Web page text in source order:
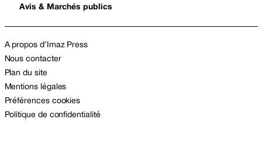
Avis & Marchés publics
A propos d’Imaz Press
Nous contacter
Plan du site
Mentions légales
Préférences cookies
Politique de confidentialité